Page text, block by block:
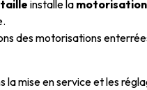
installe la
des motorisations
la mise en service et les